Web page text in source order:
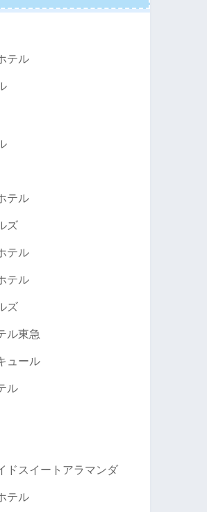
テル
テル
ズ
テル
テル
ズ
ル東急
ュール
ル
ドスイートアラマンダ
テル